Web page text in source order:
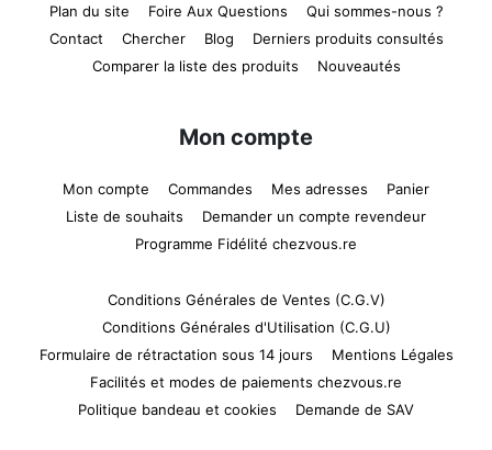
Plan du site Foire Aux Questions
Qui sommes-nous ?
Contact
Chercher Blog
Derniers produits consultés
Comparer la liste des produits
Nouveautés
Mon compte
Mon compte Commandes Mes adresses
Panier
Liste de souhaits
Demander un compte revendeur
Programme Fidélité chezvous.re
Conditions Générales de Ventes (C.G.V)
Conditions Générales d'Utilisation (C.G.U)
Formulaire de rétractation sous 14 jours
Mentions Légales
Facilités et modes de paiements chezvous.re
Politique bandeau et cookies
Demande de SAV